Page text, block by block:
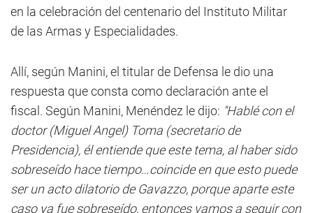
en la celebración del centenario del Instituto Militar
de las Armas y Especialidades.
Allí, según Manini, el titular de Defensa le dio una
respuesta que consta como declaración ante el
fiscal. Según Manini, Menéndez le dijo: "Hablé con el
doctor (Miguel Angel) Toma (secretario de
Presidencia), él entiende que este tema, al haber sido
sobreseído hace tiempo…coincide en que esto puede
ser un acto dilatorio de Gavazzo, porque aparte este
caso ya fue sobreseído, entonces vamos a seguir con